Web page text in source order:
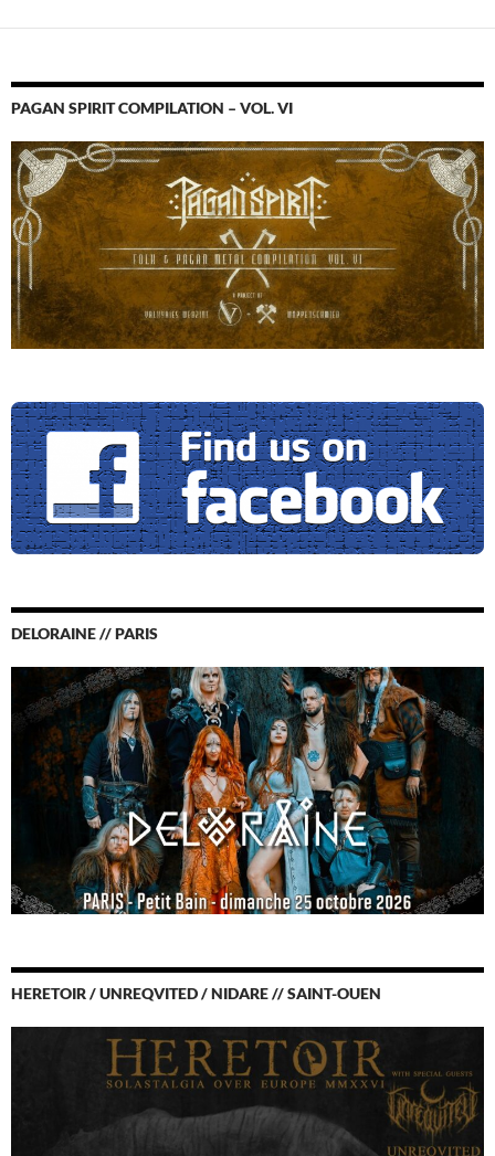
PAGAN SPIRIT COMPILATION – VOL. VI
DELORAINE // PARIS
HERETOIR / UNREQVITED / NIDARE // SAINT-OUEN